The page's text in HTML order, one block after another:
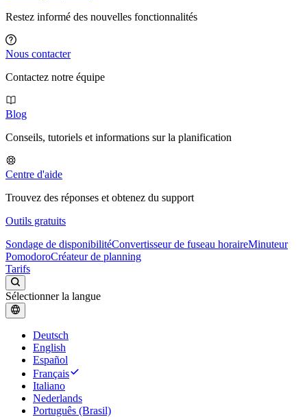
Restez informé des nouvelles fonctionnalités
Nous contacter
Contactez notre équipe
Blog
Conseils, tutoriels et informations sur la planification
Centre d'aide
Trouvez des réponses et obtenez du support
Outils gratuits
Sondage de disponibilitéConvertisseur de fuseau horaireMinuteur
PomodoroCréateur de planning
Tarifs
Sélectionner la langue
Deutsch
English
Español
Français
Italiano
Nederlands
Português (Brasil)